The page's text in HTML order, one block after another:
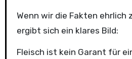
Wenn wir die Fakten ehrlich
ergibt sich ein klares Bild:
Fleisch ist kein Garant für